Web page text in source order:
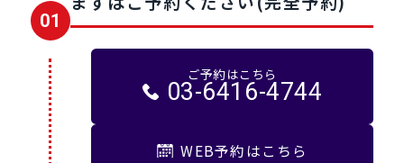
01
ご予約はこちら
03-6416-4744
WEB予約はこちら